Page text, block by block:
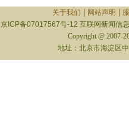
关于我们 网站声明
京ICP备07017567号-12 互联网新闻信
Copyright @ 2007-
地址：北京市海淀区